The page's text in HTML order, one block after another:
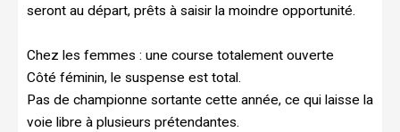
seront au départ, prêts à saisir la moindre opportunité.
Chez les femmes : une course totalement ouverte
Côté féminin, le suspense est total.
Pas de championne sortante cette année, ce qui laisse la
voie libre à plusieurs prétendantes.